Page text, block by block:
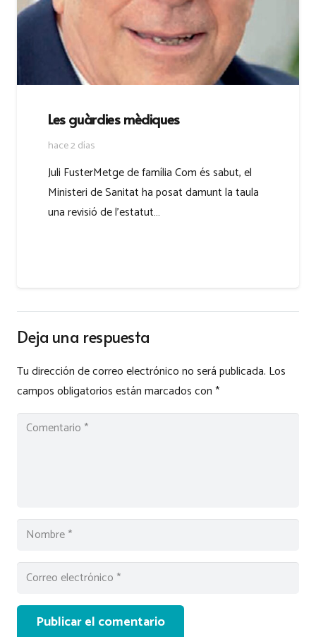
Les guàrdies mèdiques
hace 2 días
Juli FusterMetge de família Com és sabut, el
Ministeri de Sanitat ha posat damunt la taula
una revisió de l’estatut…
Deja una respuesta
Tu dirección de correo electrónico no será publicada. Los
campos obligatorios están marcados con*
Publicar el comentario